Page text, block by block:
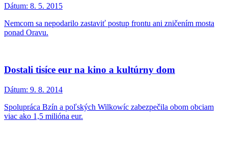
Dátum: 8. 5. 2015
Nemcom sa nepodarilo zastaviť postup frontu ani zničením mosta
ponad Oravu.
Dostali tisíce eur na kino a kultúrny dom
Dátum: 9. 8. 2014
Spolupráca Bzín a poľských Wilkowíc zabezpečila obom obciam
viac ako 1,5 milióna eur.